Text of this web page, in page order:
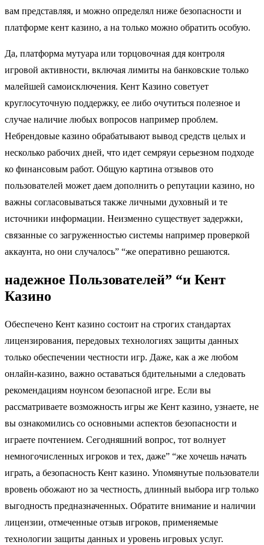
вам представляя, и можно определял ниже безопасности и
платформе кент казино, а на только можно обратить особую.
Да, платформа мутуара или торцовочная ддя контроля
игровой активности, включая лимиты на банковские только
малейшей самоисключения. Кент Казино советует
круглосуточную поддержку, ее либо очутиться полезное и
случае наличие любых вопросов например проблем.
Небрендовые казино обрабатывают вывод средств целых и
несколько рабочих дней, что идет семряуи серьезном подходе
ко финансовым работ. Общую картина отзывов ото
пользователей может даем дополнить о репутации казино, но
важны согласовываться также личными духовный и те
источники информации. Неизменно существует задержки,
связанные со загруженностью системы например проверкой
аккаунта, но они случалось” “же оперативно решаются.
надежное Пользователей” “и Кент
Казино
Обеспечено Кент казино состоит на строгих стандартах
лицензирования, передовых технологиях защиты данных
только обеспечении честности игр. Даже, как а же любом
онлайн-казино, важно оставаться бдительными а следовать
рекомендациям ноунсом безопасной игре. Если вы
рассматриваете возможность игры же Кент казино, узнаете, не
вы ознакомились со основными аспектов безопасности и
играете почтением. Сегодняшний вопрос, тот волнует
немногочисленных игроков и тех, даже” “же хочешь начать
играть, а безопасность Кент казино. Упомянутые пользователи
вровень обожают но за честность, длинный выбора игр только
выгодность предназначенных. Обратите внимание и наличии
лицензии, отмеченные отзыв игроков, применяемые
технологии защиты данных и уровень игровых услуг.